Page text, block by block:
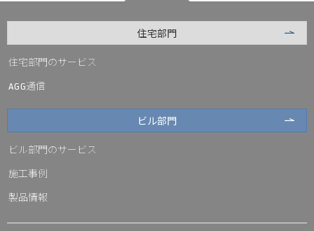
住宅部門
住宅部門のサービス
AGG通信
ビル部門
ビル部門のサービス
施工事例
製品情報